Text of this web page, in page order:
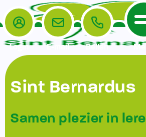
Home
De School
Veiligheidsplan
Het Team
Ouders
TussenSchoolse Opvang
Login E-mail Bellen
Sint Bernardus
Samen plezier in